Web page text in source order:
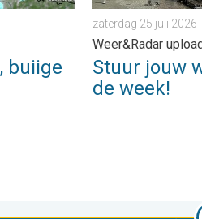
buiige
zaterdag 25 juli 2026
Weer&Radar
Stuur jouw
de week!